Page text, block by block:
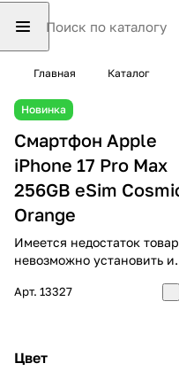
Главная Каталог
Новинка
Смартфон Apple
iPhone 17 Pro Max
256GB eSim
Orange
Имеется недостаток
невозможно установить и
Арт. 13327
Цвет